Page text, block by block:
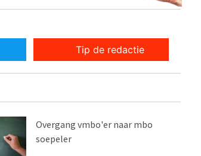
Tip de redactie
Overgang vmbo'er naar mbo
soepeler